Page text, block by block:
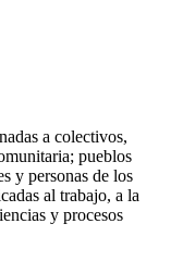
a colectivos,
pueblos
y personas de los
al trabajo, a la
y procesos